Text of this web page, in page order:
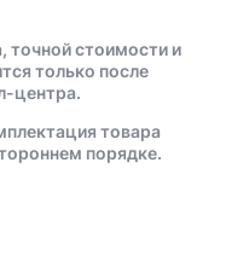
точной стоимости и
только после
центра.
товара
порядке.